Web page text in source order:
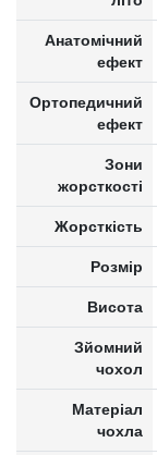
Анатомічний
ефект
Ортопедичний
ефект
Зони
жорсткості
Жорсткість
Розмір
Висота
Зйомний
чохол
Матеріал
чохла